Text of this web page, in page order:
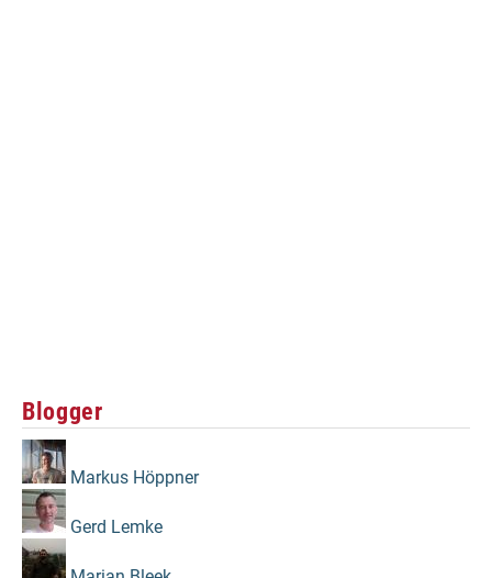
Blogger
Markus Höppner
Gerd Lemke